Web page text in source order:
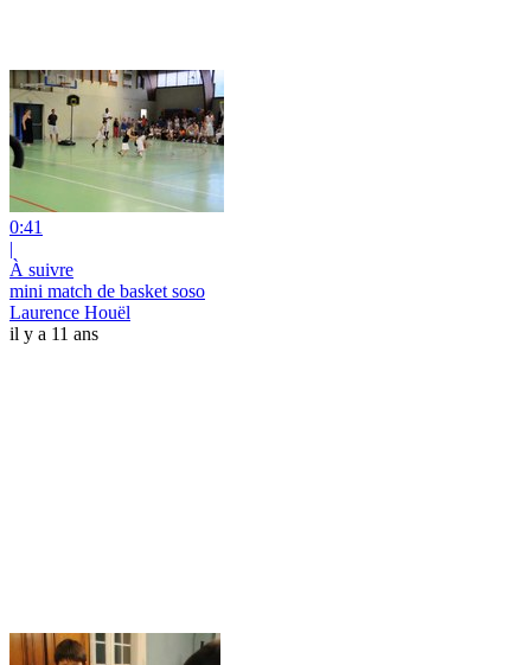
0:41
|
À suivre
mini match de basket soso
Laurence Houël
il y a 11 ans